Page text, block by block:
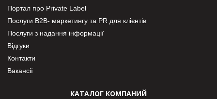
Портал про Private Label
Послуги В2В- маркетингу та PR для клієнтів
Послуги з надання інформації
Відгуки
Контакти
Вакансії
КАТАЛОГ КОМПАНИЙ